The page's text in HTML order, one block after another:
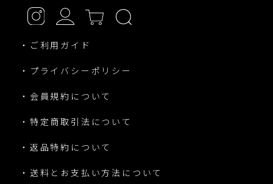
・ご利用ガイド
・プライバシーポリシー
・会員規約について
・特定商取引法について
・返品特約について
・送料とお支払い方法について